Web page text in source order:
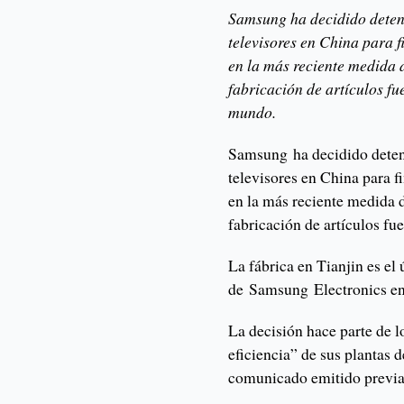
Samsung ha decidido
televisores en China para
en la más reciente
fabricación de artículos
mundo.
Samsung ha decidido
televisores en China para
en la más reciente medida
fabricación de artículos
La fábrica en Tianjin es el
de Samsung Electronics
La decisión hace parte de
eficiencia” de sus plantas
comunicado emitido